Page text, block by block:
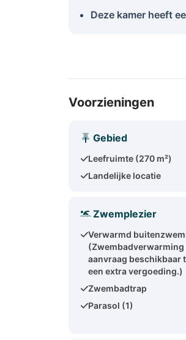
Deze kamer heeft
Voorzieningen
Gebied
Leefruimte (270 m²)
Landelijke locatie
Zwemplezier
Verwarmd
(Zwembadverwarming
aanvraag beschikbaar
een extra vergoeding.)
Zwembadtrap
Parasol (1)